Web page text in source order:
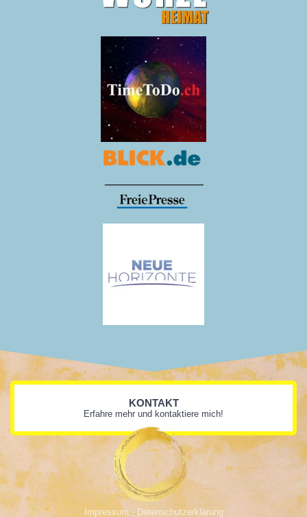
KONTAKT
Erfahre mehr und kontaktiere mich!
Impressum - Datenschutzerklärung